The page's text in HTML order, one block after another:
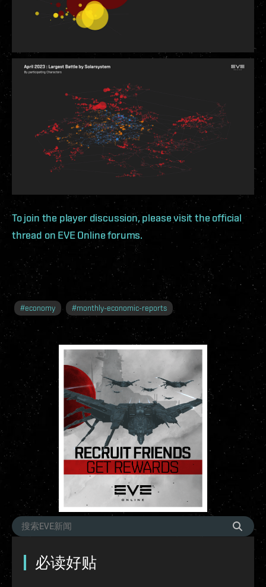
To join the player discussion, please visit the official
thread on EVE Online forums.
#economy #monthly-economic-reports
必读好贴